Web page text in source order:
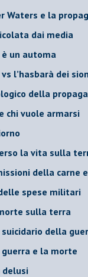
Waters e la
dai media
è un automa
l’hasbarà dei
della
chi vuole armarsi
la vita sulla
della carne
spese militari
sulla terra
della
guerra e la morte
delusi